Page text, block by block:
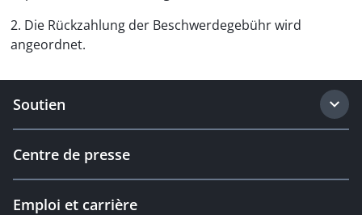
2. Die Rückzahlung der Beschwerdegebühr wird
angeordnet.
Soutien
Centre de presse
Emploi et carrière